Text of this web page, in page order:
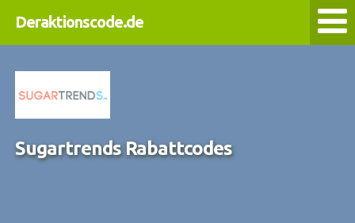
Deraktionscode.de
Sugartrends Rabattcodes